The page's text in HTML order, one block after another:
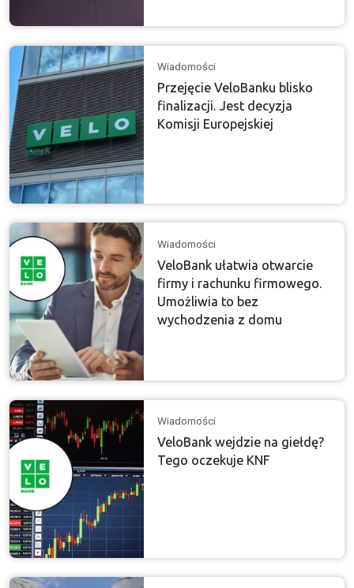
Wiadomości
Przejęcie VeloBanku blisko
finalizacji. Jest decyzja
Komisji Europejskiej
Wiadomości
VeloBank ułatwia otwarcie
firmy i rachunku firmowego.
Umożliwia to bez
wychodzenia z domu
Wiadomości
VeloBank wejdzie na giełdę?
Tego oczekuje KNF